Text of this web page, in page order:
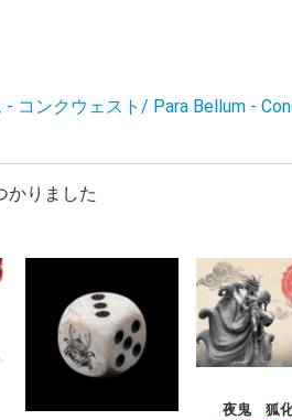
- コンクウェスト/ Para Bellum -
かりました
夜鬼 狐